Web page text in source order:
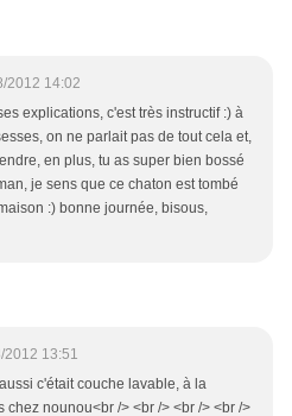
2012 14:02
explications, c'est très instructif :) à
on ne parlait pas de tout cela et,
en plus, tu as super bien bossé
je sens que ce chaton est tombé
:) bonne journée, bisous,
2012 13:51
c'était couche lavable, à la
chez nounou<br /> <br /> <br /> <br />